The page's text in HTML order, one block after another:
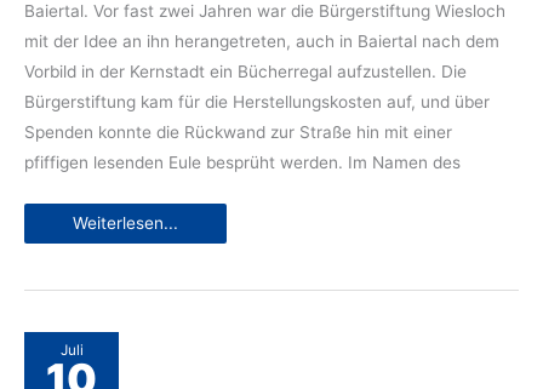
Baiertal. Vor fast zwei Jahren war die Bürgerstiftung Wiesloch
mit der Idee an ihn herangetreten, auch in Baiertal nach dem
Vorbild in der Kernstadt ein Bücherregal aufzustellen. Die
Bürgerstiftung kam für die Herstellungs­kosten auf, und über
Spenden konnte die Rückwand zur Straße hin mit einer
pfiffigen lesenden Eule besprüht werden. Im Namen des
Öffentliches
Bücherregal
Weiterlesen...
Juli
10